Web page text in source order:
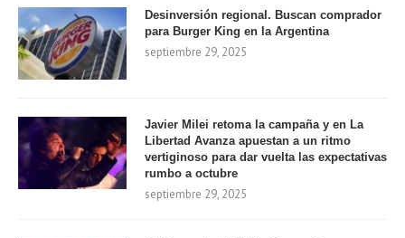
Desinversión regional. Buscan comprador
para Burger King en la Argentina
septiembre 29, 2025
Javier Milei retoma la campaña y en La
Libertad Avanza apuestan a un ritmo
vertiginoso para dar vuelta las expectativas
rumbo a octubre
septiembre 29, 2025